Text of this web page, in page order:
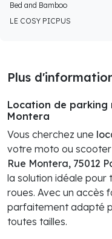
Bed and Bamboo
LE COSY PICPUS
Plus
Location de parking
Montera
Vous cherchez une
votre moto ou scooter
Rue Montera, 75012
la solution idéale pour
roues. Avec un accès
parfaitement adapté
toutes tailles.